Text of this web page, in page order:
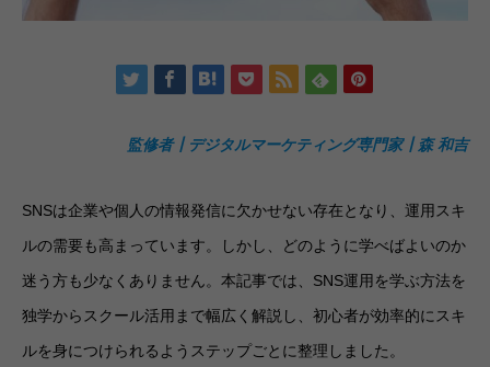
監修者┃デジタルマーケティング専門家┃森 和吉
SNSは企業や個人の情報発信に欠かせない存在となり、運用スキ
ルの需要も高まっています。しかし、どのように学べばよいのか
迷う方も少なくありません。本記事では、SNS運用を学ぶ方法を
独学からスクール活用まで幅広く解説し、初心者が効率的にスキ
ルを身につけられるようステップごとに整理しました。